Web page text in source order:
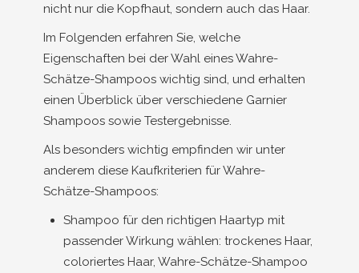
nicht nur die Kopfhaut, sondern auch das Haar.
Im Folgenden erfahren Sie, welche
Eigenschaften bei der Wahl eines Wahre-
Schätze-Shampoos wichtig sind, und erhalten
einen Überblick über verschiedene Garnier
Shampoos sowie Testergebnisse.
Als besonders wichtig empfinden wir unter
anderem diese Kaufkriterien für Wahre-
Schätze-Shampoos:
Shampoo für den richtigen Haartyp mit
passender Wirkung wählen: trockenes Haar,
coloriertes Haar, Wahre-Schätze-Shampoo